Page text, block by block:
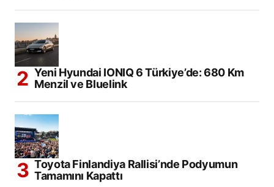
Yeni Hyundai IONIQ 6 Türkiye’de: 680 Km
Menzil ve Bluelink
Toyota Finlandiya Rallisi’nde Podyumun
Tamamını Kapattı